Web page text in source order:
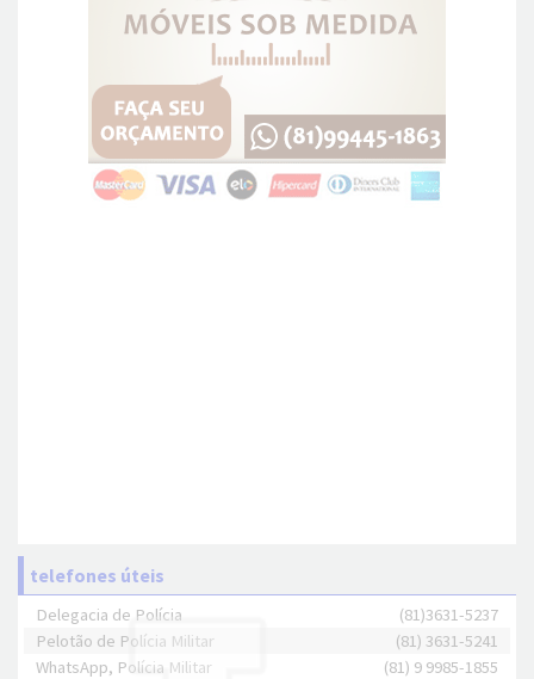
telefones úteis
Delegacia de Polícia
(81)3631-5237
Pelotão de Polícia Militar
(81) 3631-5241
WhatsApp, Polícia Militar
(81) 9 9985-1855